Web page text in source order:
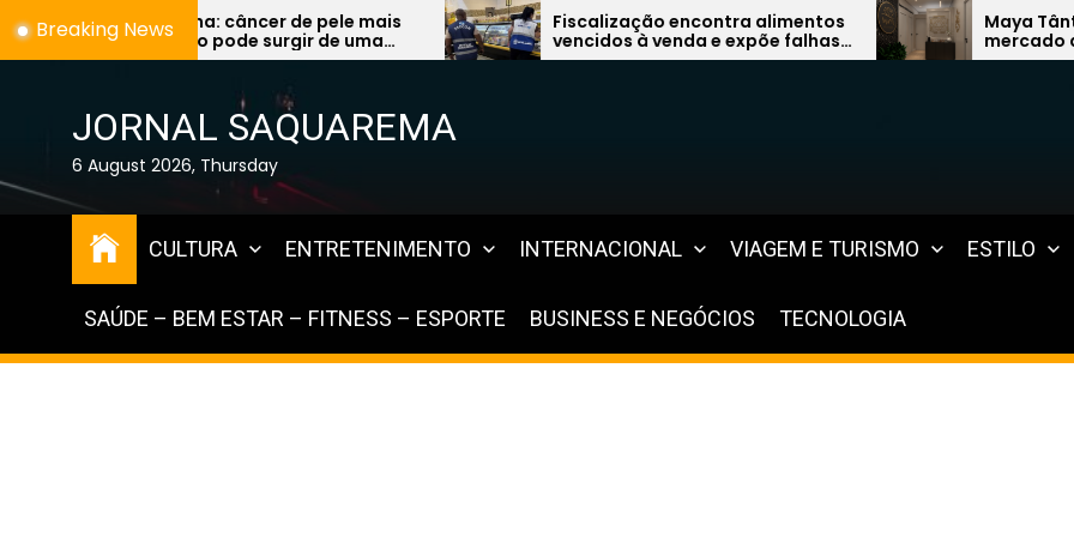
to
Breaking News
de pele mais
de uma
Fiscalização encontra alimentos
vencidos à venda e expõe falhas
graves na Região dos Lagos
Maya Tântrica quer liderar
mercado de terapias com modelo
inovador
JORNAL SAQUAREMA
6 August 2026, Thursday
CULTURA ENTRETENIMENTO INTERNACIONAL VIAGEM E TURISMO ESTILO
SAÚDE – BEM ESTAR – FITNESS – ESPORTE BUSINESS E NEGÓCIOS TECNOLOGIA